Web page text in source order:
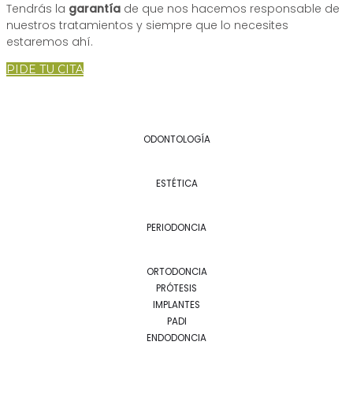
Tendrás la garantía de que nos hacemos responsable de
nuestros tratamientos y siempre que lo necesites
estaremos ahí.
PIDE TU CITA
ODONTOLOGÍA
ESTÉTICA
PERIODONCIA
ORTODONCIA
PRÓTESIS
IMPLANTES
PADI
ENDODONCIA